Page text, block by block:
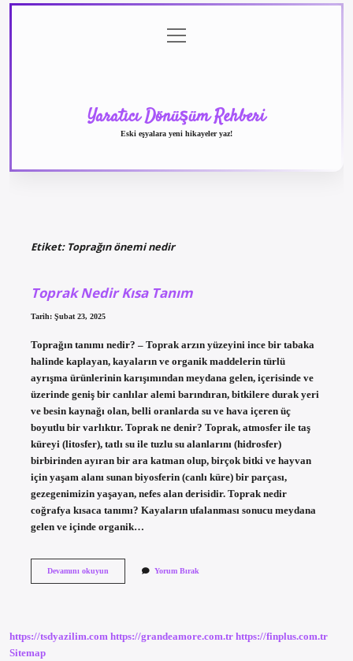
menüyü
aç
Yaratıcı Dönüşüm Rehberi
Eski eşyalara yeni hikayeler yaz!
Etiket: Toprağın önemi nedir
Toprak Nedir Kısa Tanım
Tarih: Şubat 23, 2025
Toprağın tanımı nedir? – Toprak arzın yüzeyini ince bir tabaka
halinde kaplayan, kayaların ve organik maddelerin türlü
ayrışma ürünlerinin karışımından meydana gelen, içerisinde ve
üzerinde geniş bir canlılar alemi barındıran, bitkilere durak yeri
ve besin kaynağı olan, belli oranlarda su ve hava içeren üç
boyutlu bir varlıktır. Toprak ne denir? Toprak, atmosfer ile taş
küreyi (litosfer), tatlı su ile tuzlu su alanlarını (hidrosfer)
birbirinden ayıran bir ara katman olup, birçok bitki ve hayvan
için yaşam alanı sunan biyosferin (canlı küre) bir parçası,
gezegenimizin yaşayan, nefes alan derisidir. Toprak nedir
coğrafya kısaca tanımı? Kayaların ufalanması sonucu meydana
gelen ve içinde organik…
Devamını okuyunToprak
Yorum Bırak
https://tsdyazilim.com https://grandeamore.com.tr https://finplus.com.tr
Sitemap